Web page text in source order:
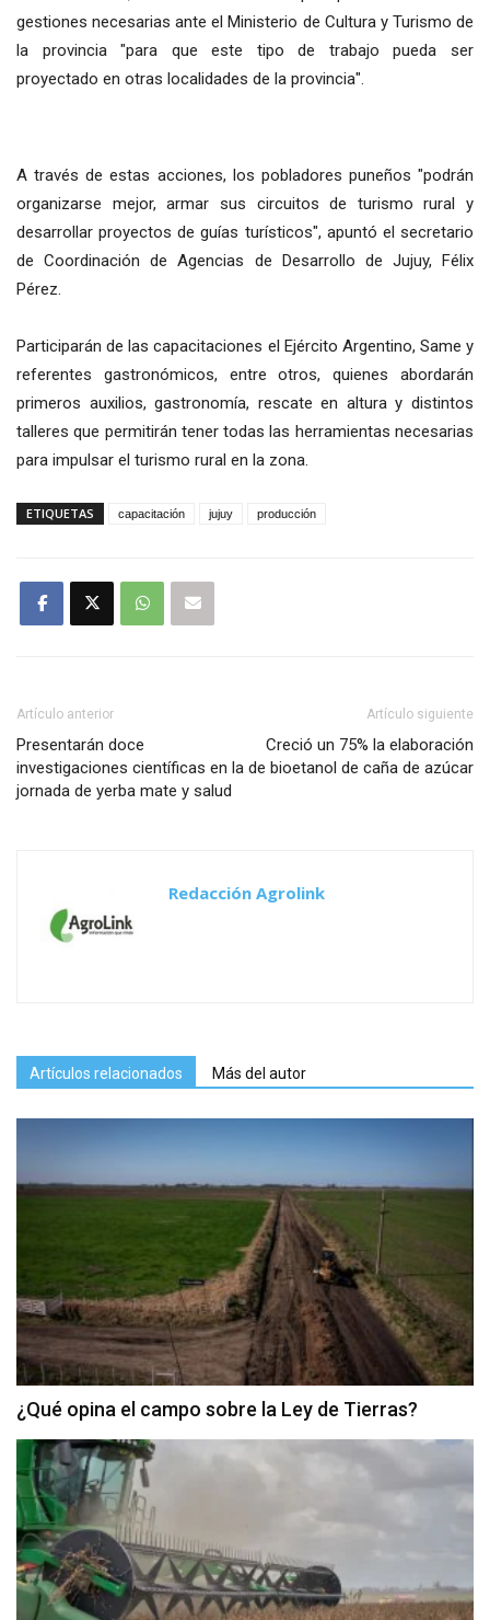
gestiones necesarias ante el Ministerio de Cultura y Turismo de
la provincia "para que este tipo de trabajo pueda ser
proyectado en otras localidades de la provincia".
A través de estas acciones, los pobladores puneños "podrán
organizarse mejor, armar sus circuitos de turismo rural y
desarrollar proyectos de guías turísticos", apuntó el secretario
de Coordinación de Agencias de Desarrollo de Jujuy, Félix
Pérez.
Participarán de las capacitaciones el Ejército Argentino, Same y
referentes gastronómicos, entre otros, quienes abordarán
primeros auxilios, gastronomía, rescate en altura y distintos
talleres que permitirán tener todas las herramientas necesarias
para impulsar el turismo rural en la zona.
ETIQUETAS capacitación jujuy producción
Artículo anterior
Presentarán doce
investigaciones científicas en la
jornada de yerba mate y salud
Artículo siguiente
Creció un 75% la elaboración
de bioetanol de caña de azúcar
Redacción Agrolink
Artículos relacionados Más del autor
¿Qué opina el campo sobre la Ley de Tierras?